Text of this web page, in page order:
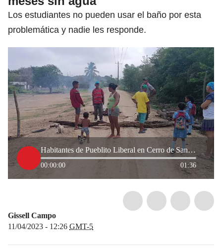
Los estudiantes no pueden usar el baño por esta
problemática y nadie les responde.
Habitantes de Pueblito Liberal en Cerro de San Antonio llevan cinco meses sin agua
00:00:00 01:36
Gissell Campo
11/04/2023 - 12:26 GMT-5